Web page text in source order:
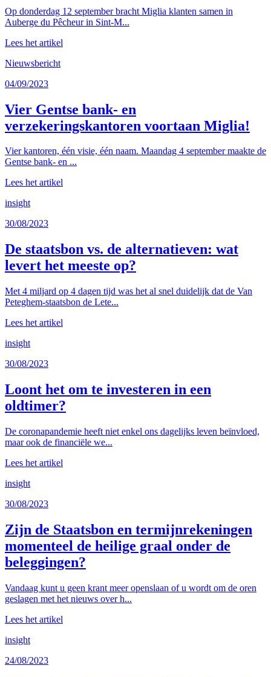
Op donderdag 12 september bracht Miglia klanten samen in
Auberge du Pêcheur in Sint-M...
Lees het artikel
Nieuwsbericht
04/09/2023
Vier Gentse bank- en
verzekeringskantoren voortaan Miglia!
Vier kantoren, één visie, één naam. Maandag 4 september maakte de
Gentse bank- en ...
Lees het artikel
insight
30/08/2023
De staatsbon vs. de alternatieven: wat
levert het meeste op?
Met 4 miljard op 4 dagen tijd was het al snel duidelijk dat de Van
Peteghem-staatsbon de Lete...
Lees het artikel
insight
30/08/2023
Loont het om te investeren in een
oldtimer?
De coronapandemie heeft niet enkel ons dagelijks leven beïnvloed,
maar ook de financiële we...
Lees het artikel
insight
30/08/2023
Zijn de Staatsbon en termijnrekeningen
momenteel de heilige graal onder de
beleggingen?
Vandaag kunt u geen krant meer openslaan of u wordt om de oren
geslagen met het nieuws over h...
Lees het artikel
insight
24/08/2023